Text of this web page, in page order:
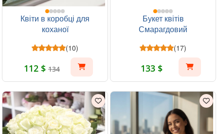
Квіти в коробці для
коханої
(10)
112 $ 134
Букет квітів
Смарагдовий
(17)
133 $